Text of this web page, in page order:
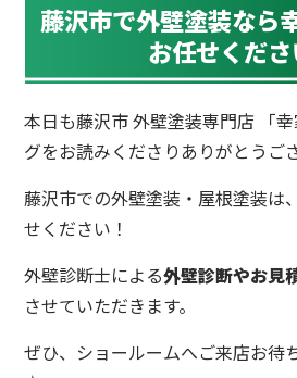
藤沢市で外壁塗装なら
お任せくださ
本日も藤沢市 外壁塗装専門店 「
グをお読みくださりありがとうご
藤沢市での外壁塗装・屋根塗装は
せください！
外壁診断士による外壁診断やお見
させていただきます。
ぜひ、ショールームへご来店お待